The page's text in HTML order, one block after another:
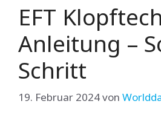
EFT
Anleitung –
Schritt
19. Februar 2024von